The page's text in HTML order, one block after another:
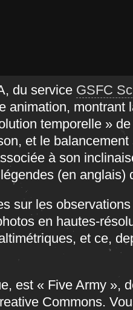
du service GSFC
animation, montrant
temporelle »
et le balancement
à son
(en anglais)
sur les
en hautes-
et ce,
est « Five Army »,
Commons.